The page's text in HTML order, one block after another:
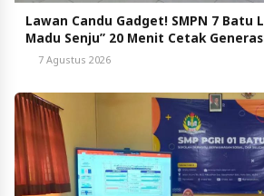
Lawan Candu Gadget! SMPN 7 Batu
Madu Senju” 20 Menit Cetak
7 Agustus 2026